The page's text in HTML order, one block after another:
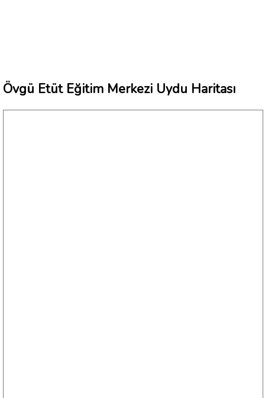
Övgü Etüt Eğitim Merkezi Uydu Haritası